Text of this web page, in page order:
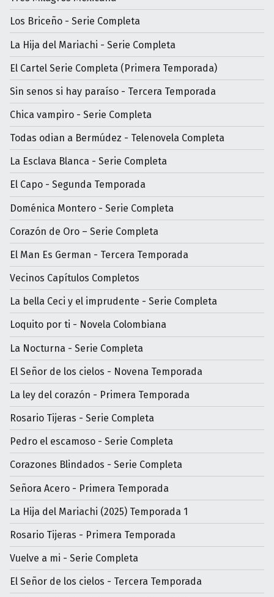
Los Briceño - Serie Completa
La Hija del Mariachi - Serie Completa
El Cartel Serie Completa (Primera Temporada)
Sin senos si hay paraíso - Tercera Temporada
Chica vampiro - Serie Completa
Todas odian a Bermúdez - Telenovela Completa
La Esclava Blanca - Serie Completa
El Capo - Segunda Temporada
Doménica Montero - Serie Completa
Corazón de Oro – Serie Completa
El Man Es German - Tercera Temporada
Vecinos Capítulos Completos
La bella Ceci y el imprudente - Serie Completa
Loquito por ti - Novela Colombiana
La Nocturna - Serie Completa
El Señor de los cielos - Novena Temporada
La ley del corazón - Primera Temporada
Rosario Tijeras - Serie Completa
Pedro el escamoso - Serie Completa
Corazones Blindados - Serie Completa
Señora Acero - Primera Temporada
La Hija del Mariachi (2025) Temporada 1
Rosario Tijeras - Primera Temporada
Vuelve a mi - Serie Completa
El Señor de los cielos - Tercera Temporada